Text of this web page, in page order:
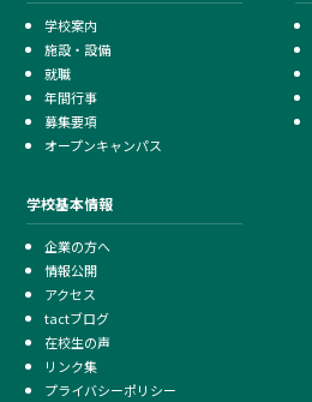
学校案内
施設・設備
就職
年間行事
募集要項
オープンキャンパス
学校基本情報
企業の方へ
情報公開
アクセス
tactブログ
在校生の声
リンク集
プライバシーポリシー